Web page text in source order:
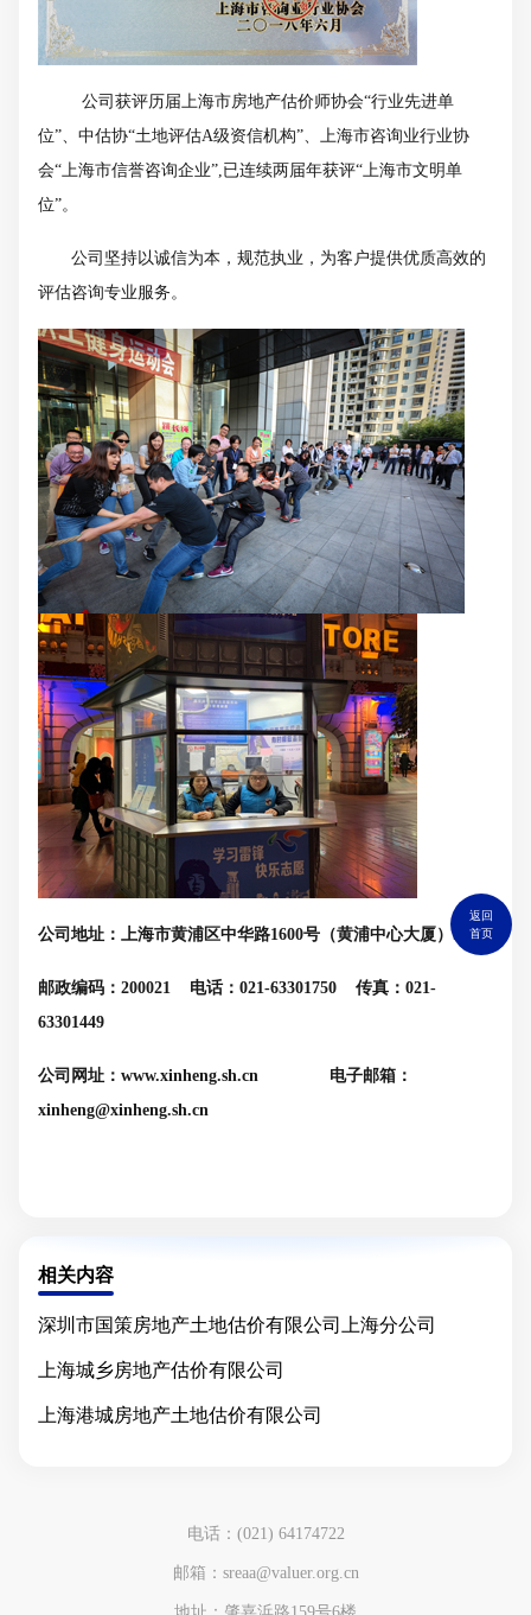
公司获评历届上海市房地产估价师协会“行业先进单
位” 、中估协“土地评估A级资信机构”、上海市咨询业行业协
会“上海市信誉咨询企业” 已连续两届年获评“上海市文明单
位”。
公司坚持以诚信为本，规范执业，为客户提供优质高效的
评估咨询专业服务。
公司地址：上海市黄浦区中华路1600号（黄浦中心大厦）9 楼
邮政编码： 200021 电话： 021-63301750 传真： 021-
63301449
公司网址： www.xinheng.sh.cn 电子邮箱：
xinheng@xinheng.sh.cn
相关内容
深圳市国策房地产土地估价有限公司上海分公司
上海城乡房地产估价有限公司
上海港城房地产土地估价有限公司
电话：(021) 64174722
邮箱：sreaa@valuer.org.cn
返回
首页